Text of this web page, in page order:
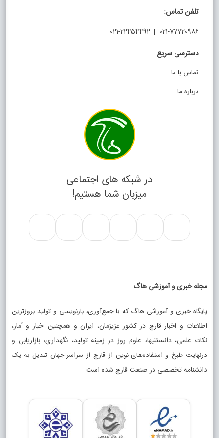
تلفن تماس:
021-77720986 | 021-22454492
دسترسی سریع
تماس با ما
درباره ما
در شبکه های اجتماعی
میزبان شما هستیم!
مجله خبری و آموزشی هاگ
پایگاه خبری و آموزشی هاگ که با جمع‌آوری، بازنویسی و تولید بروزترین
اطلاعات و اخبار قارچ در کشور عزیزمان، ایران و همچنین اخبار و آمار،
نکات علمی، دانستنیها، علوم روز در زمینه تولید، نگهداری، بازاریابی و
درنهایت طبخ و استفاده‌های نوین از قارچ از سراسر جهان تبدیل به یک
دانشنامه تخصصی در صنعت قارچ شده است.